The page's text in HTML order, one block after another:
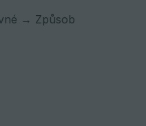
→ Způsob